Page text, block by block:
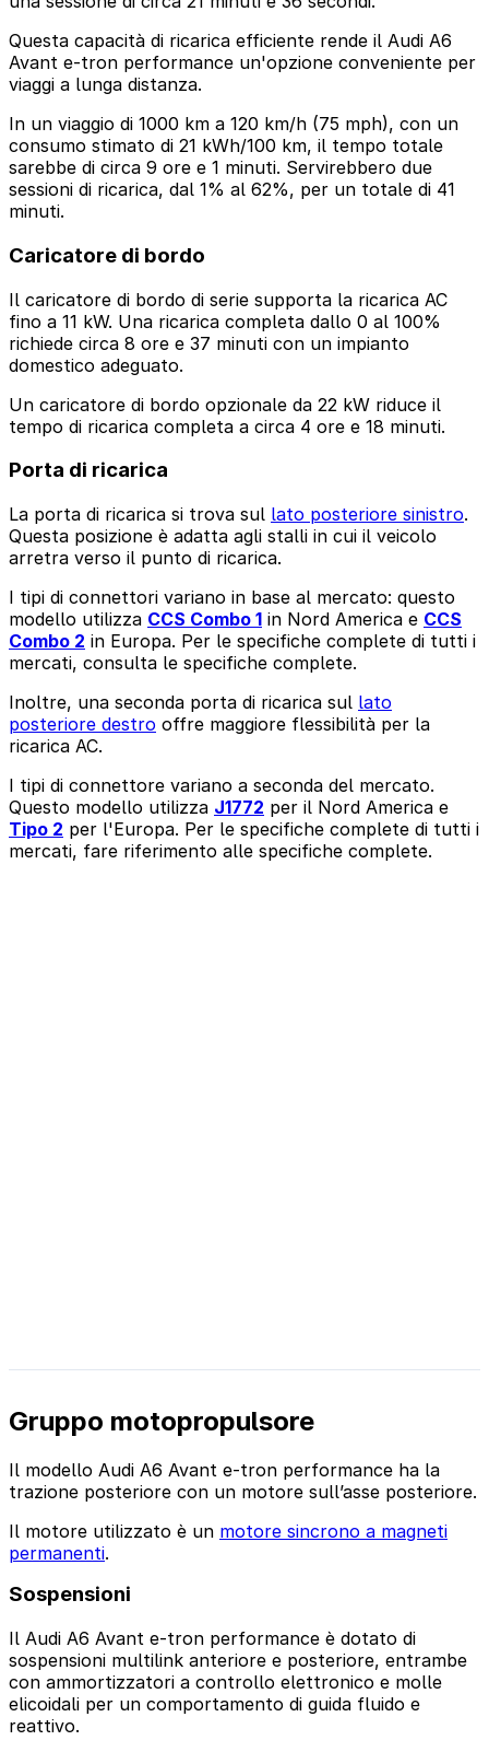
Questa capacità di ricarica efficiente rende il Audi A6
Avant e-tron performance un'opzione conveniente per
viaggi a lunga distanza.
In un viaggio di 1000 km a 120 km/h (75 mph), con un
consumo stimato di 21 kWh/100 km, il tempo totale
sarebbe di circa 9 ore e 1 minuti. Servirebbero due
sessioni di ricarica, dal 1% al 62%, per un totale di 41
minuti.
Caricatore di bordo
Il caricatore di bordo di serie supporta la ricarica AC
fino a 11 kW. Una ricarica completa dallo 0 al 100%
richiede circa 8 ore e 37 minuti con un impianto
domestico adeguato.
Un caricatore di bordo opzionale da 22 kW riduce il
tempo di ricarica completa a circa 4 ore e 18 minuti.
Porta di ricarica
La porta di ricarica si trova sul lato posteriore sinistro.
Questa posizione è adatta agli stalli in cui il veicolo
arretra verso il punto di ricarica.
I tipi di connettori variano in base al mercato: questo
modello utilizza CCS Combo 1 in Nord America e CCS
Combo 2 in Europa. Per le specifiche complete di tutti i
mercati, consulta le specifiche complete.
Inoltre, una seconda porta di ricarica sul lato
posteriore destro offre maggiore flessibilità per la
ricarica AC.
I tipi di connettore variano a seconda del mercato.
Questo modello utilizza J1772 per il Nord America e
Tipo 2 per l'Europa. Per le specifiche complete di tutti i
mercati, fare riferimento alle specifiche complete.
Gruppo motopropulsore
Il modello Audi A6 Avant e-tron performance ha la
trazione posteriore con un motore sull’asse posteriore.
Il motore utilizzato è un motore sincrono a magneti
permanenti.
Sospensioni
Il Audi A6 Avant e-tron performance è dotato di
sospensioni multilink anteriore e posteriore, entrambe
con ammortizzatori a controllo elettronico e molle
elicoidali per un comportamento di guida fluido e
reattivo.